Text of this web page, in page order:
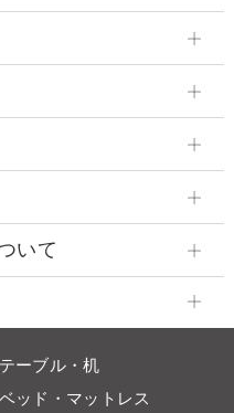
いて
テーブル・机
ベッド・マットレス